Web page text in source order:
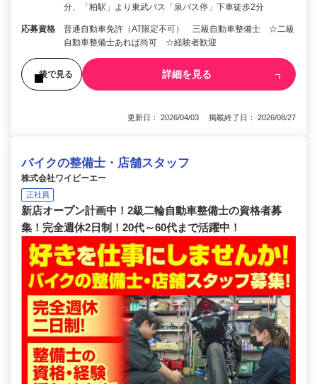
分、「柏駅」より東武バス「泉バス停」下車徒歩2分
応募資格
普通自動車免許（AT限定不可） 三級自動車整備士 ☆二級
自動車整備士あれば尚可 ☆経験者歓迎
後で見る 詳細を見る
更新日： 2026/04/03 掲載終了日： 2026/08/27
バイクの整備士・店舗スタッフ
株式会社ワイビーエー
正社員
新店オープン計画中！2級二輪自動車整備士の資格者募
集！完全週休2日制！20代～60代まで活躍中！